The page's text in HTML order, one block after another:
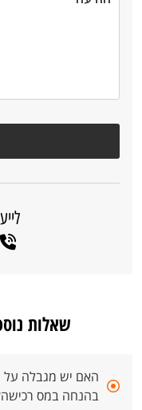
שאלות
האם יש מגבלה על
בהנחה במס